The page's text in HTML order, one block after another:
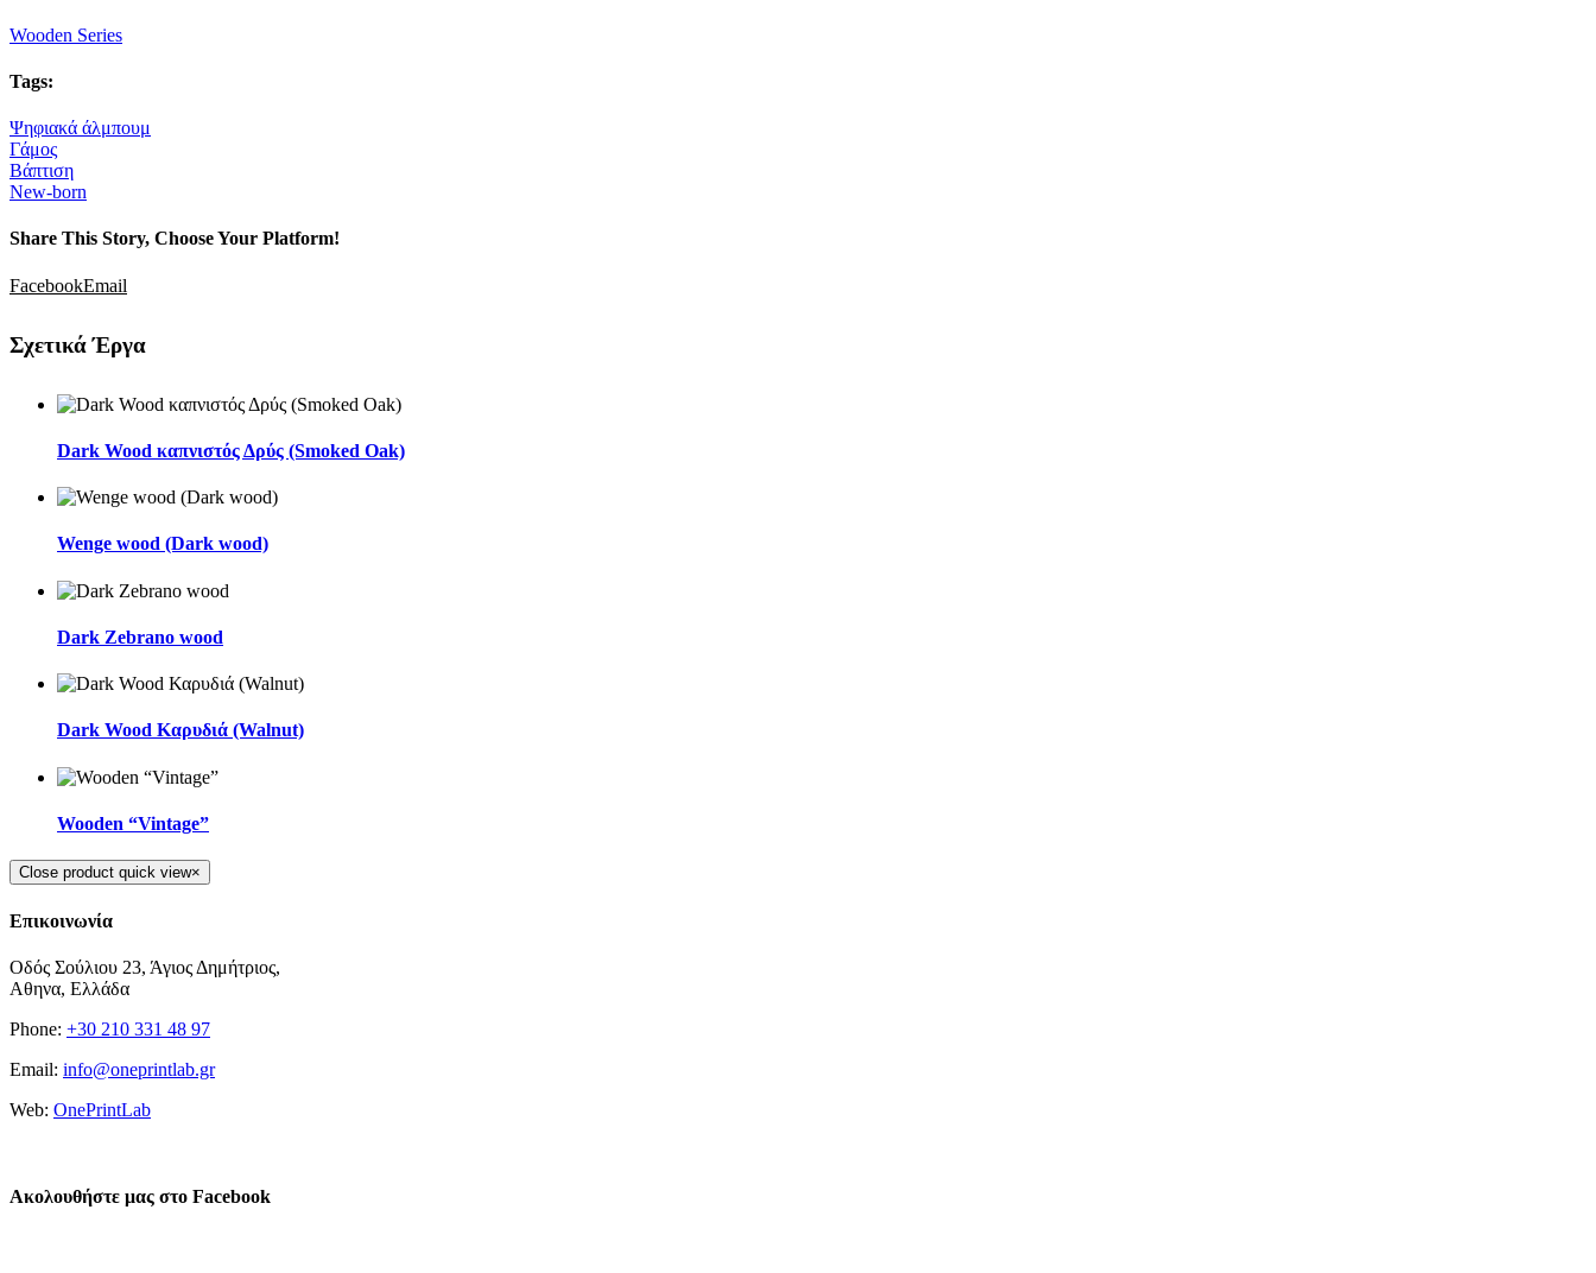
Wooden Series
Tags:
Ψηφιακά άλμπουμ
Γάμος
Βάπτιση
New-born
Share This Story, Choose Your Platform!
FacebookEmail
Σχετικά Έργα
Dark Wood καπνιστός Δρύς (Smoked Oak)
Wenge wood (Dark wood)
Dark Zebrano wood
Dark Wood Καρυδιά (Walnut)
Wooden “Vintage”
Close product quick view×
Επικοινωνία
Οδός Σούλιου 23, Άγιος Δημήτριος,
Αθηνα, Ελλάδα
Phone: +30 210 331 48 97
Email: info@oneprintlab.gr
Web: OnePrintLab
Ακολουθήστε μας στο Facebook